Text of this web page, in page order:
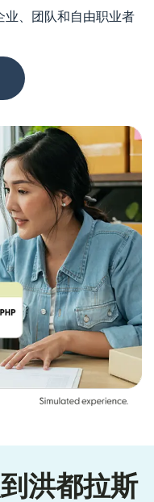
业、团队和自由职业者
洪都拉斯